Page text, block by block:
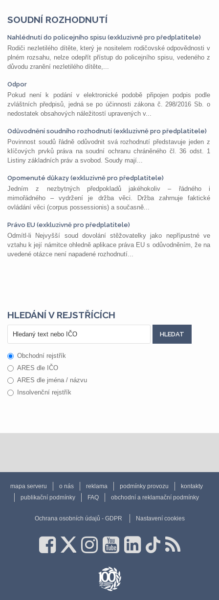
SOUDNÍ ROZHODNUTÍ
Nahlédnutí do policejního spisu (exkluzivně pro předplatitele)
Rodiči nezletilého dítěte, který je nositelem rodičovské odpovědnosti v
plném rozsahu, nelze odepřít přístup do policejního spisu, vedeného z
důvodu zranění nezletilého dítěte,...
Odpor
Pokud není k podání v elektronické podobě připojen podpis podle
zvláštních předpisů, jedná se po účinnosti zákona č. 298/2016 Sb. o
nedostatek obsahových náležitostí upravených v...
Odůvodnění soudního rozhodnutí (exkluzivně pro předplatitele)
Povinnost soudů řádně odůvodnit svá rozhodnutí představuje jeden z
klíčových prvků práva na soudní ochranu chráněného čl. 36 odst. 1
Listiny základních práv a svobod. Soudy mají...
Opomenuté důkazy (exkluzivně pro předplatitele)
Jedním z nezbytných předpokladů jakéhokoliv – řádného i
mimořádného – vydržení je držba věci. Držba zahrnuje faktické
ovládání věci (corpus possessionis) a současně...
Právo EU (exkluzivně pro předplatitele)
Odmítl-li Nejvyšší soud dovolání stěžovatelky jako nepřípustné ve
vztahu k její námitce ohledně aplikace práva EU s odůvodněním, že na
uvedené otázce není napadené rozhodnutí...
HLEDÁNÍ V REJSTŘÍCÍCH
Obchodní rejstřík
ARES dle IČO
ARES dle jména / názvu
Insolvenční rejstřík
mapa serveru o nás reklama podmínky provozu
kontakty
publikační podmínky
FAQ obchodní a reklamační podmínky
Ochrana osobních údajů - GDPR Nastavení cookies